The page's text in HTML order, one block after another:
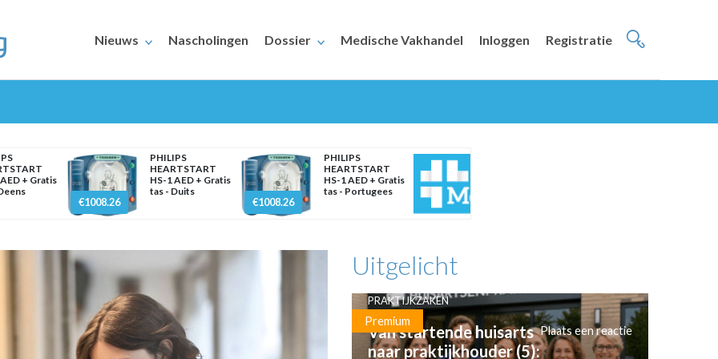
Nieuws Nascholingen Dossier Medische Vakhandel Inloggen Registratie
+ Gratis
€1008.26
PHILIPS
HEARTSTART
HS-1 AED + Gratis
tas - Duits
€1008.26
PHILIPS
HEARTSTART
HS-1 AED + Gratis
tas - Portugees
Uitgelicht
Premium
PRAKTIJKZAKEN
Van startende huisarts
naar praktijkhouder (5):
Plaats een reactie